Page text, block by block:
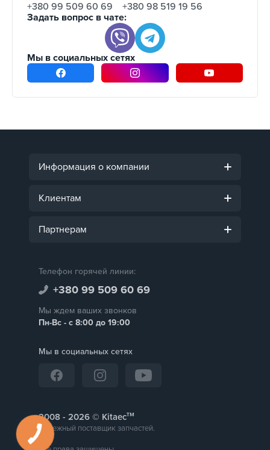
+380 99 509 60 69
+380 98 519 19 56
Задать вопрос в чате:
Мы в социальных сетях
Информация о компании
Клиентам
Партнерам
Телефон горячей линии:
+380 99 509 60 69
Мы ждем ваших звонков
Пн-Вс - с 8:00 до 19:00
Мы в социальных сетях
2008 - © Kitaecтм
Надежный поставщик запчастей.